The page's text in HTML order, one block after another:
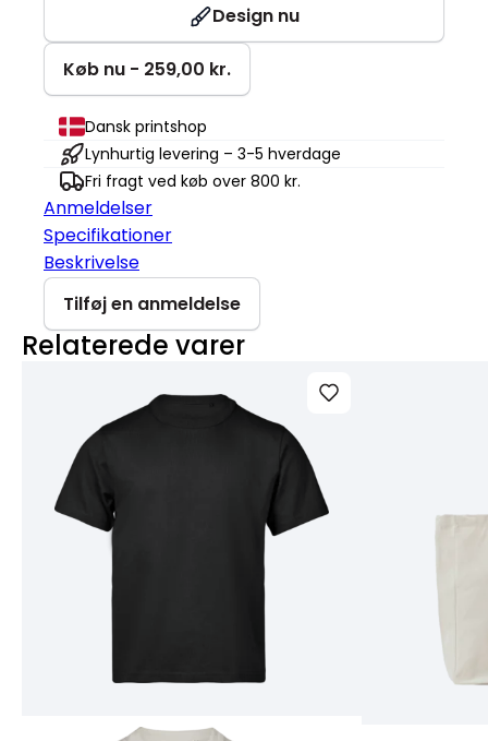
antal
Design nu
Køb nu - 259,00 kr.
Dansk printshop
Lynhurtig levering – 3-5 hverdage
Fri fragt ved køb over 800 kr.
Anmeldelser
Specifikationer
Beskrivelse
Tilføj en anmeldelse
Relaterede varer